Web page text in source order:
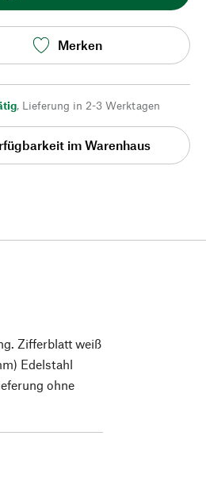
Merken
, Lieferung in 2-3 Werktagen
im Warenhaus
Zifferblatt weiß
Edelstahl
ohne